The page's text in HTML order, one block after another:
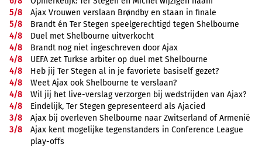
5/8
Ajax Vrouwen verslaan Brøndby en staan in finale
5/8
Brandt én Ter Stegen speelgerechtigd tegen Shelbourne
4/8
Duel met Shelbourne uitverkocht
4/8
Brandt nog niet ingeschreven door Ajax
4/8
UEFA zet Turkse arbiter op duel met Shelbourne
4/8
Heb jij Ter Stegen al in je favoriete basiself gezet?
4/8
Weet Ajax ook Shelbourne te verslaan?
4/8
Wil jij het live-verslag verzorgen bij wedstrijden van Ajax?
4/8
Eindelijk, Ter Stegen gepresenteerd als Ajacied
3/8
Ajax bij overleven Shelbourne naar Zwitserland of Armenië
3/8
Ajax kent mogelijke tegenstanders in Conference League
play-offs